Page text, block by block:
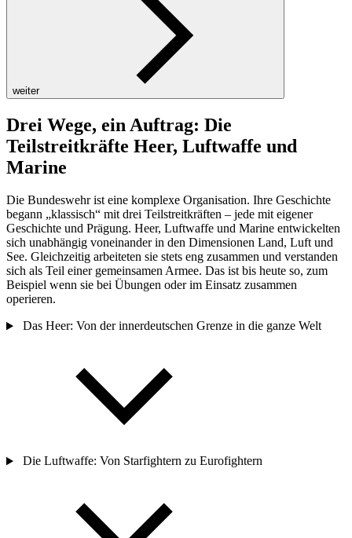
weiter
Drei Wege, ein Auftrag: Die
Teilstreitkräfte Heer, Luftwaffe und
Marine
Die Bundeswehr ist eine komplexe Organisation. Ihre Geschichte
begann „klassisch“ mit drei Teilstreitkräften – jede mit eigener
Geschichte und Prägung. Heer, Luftwaffe und Marine entwickelten
sich unabhängig voneinander in den Dimensionen Land, Luft und
See. Gleichzeitig arbeiteten sie stets eng zusammen und verstanden
sich als Teil einer gemeinsamen Armee. Das ist bis heute so, zum
Beispiel wenn sie bei Übungen oder im Einsatz zusammen
operieren.
Das Heer: Von der innerdeutschen Grenze in die ganze Welt
Die Luftwaffe: Von Starfightern zu Eurofightern